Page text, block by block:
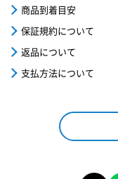
商品到着目安
保証規約について
返品について
支払方法について